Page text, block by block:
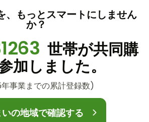
、もっとスマートにしません
か？
世帯が共同購
加しました。
事業までの累計登録数)
の地域で確認する